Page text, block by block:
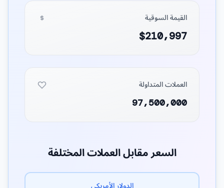
القيمة السوقية
$210,997
العملات المتداولة
97,500,000
السعر مقابل العملات المختلفة